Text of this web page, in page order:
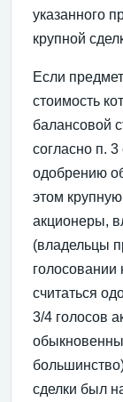
указанного
крупной
Если
стоимость
балансовой
согласно п.
одобрению
этом
акционеры,
(владельцы
голосовании
считаться
3/4 голосов
сделки был